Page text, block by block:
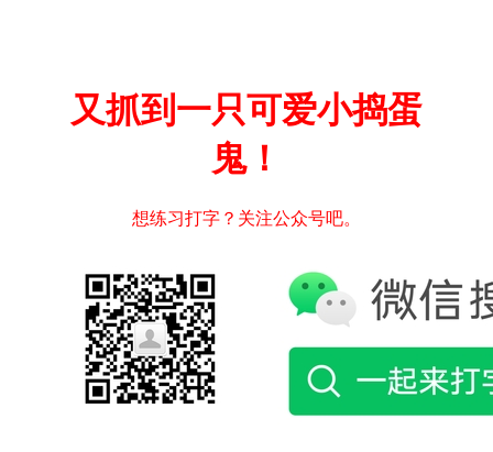
又抓到一只可爱小捣蛋
鬼！
想练习打字？关注公众号吧。